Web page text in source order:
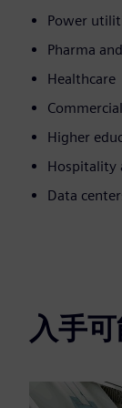
Power
Pharma
Healthcare
Higher
Hospitality
Data
入手